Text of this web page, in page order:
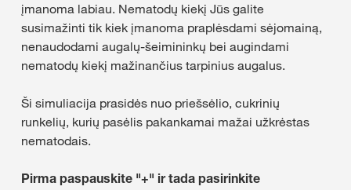
įmanoma labiau. Nematodų kiekį Jūs galite
susimažinti tik kiek įmanoma praplėsdami sėjomainą,
nenaudodami augalų-šeimininkų bei augindami
nematodų kiekį mažinančius tarpinius augalus.
Ši simuliacija prasidės nuo priešsėlio, cukrinių
runkelių, kurių pasėlis pakankamai mažai užkrėstas
nematodais.
Pirma paspauskite "+" ir tada pasirinkite